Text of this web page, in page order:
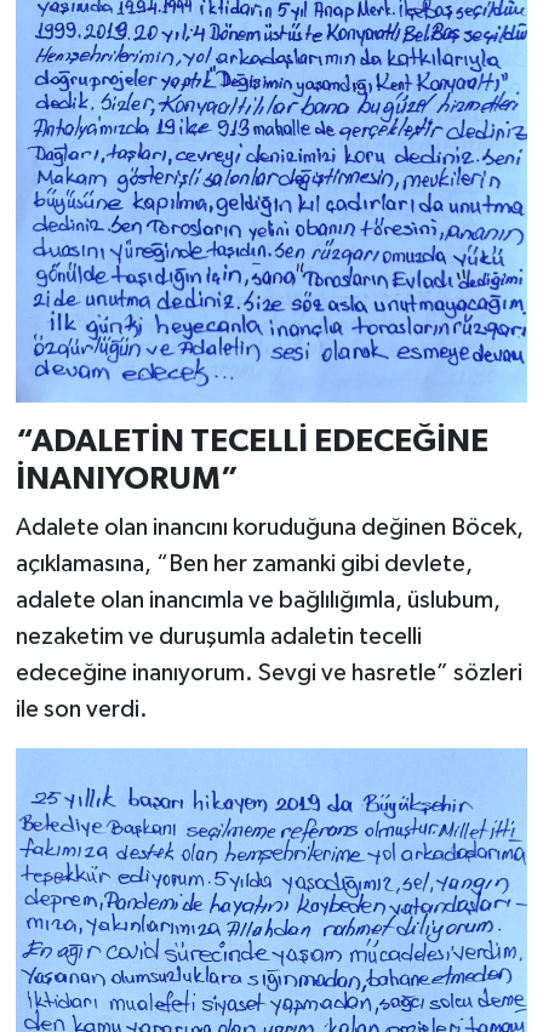
“ADALETİN TECELLİ EDECEĞİNE
İNANIYORUM”
Adalete olan inancını koruduğuna değinen Böcek,
açıklamasına, “Ben her zamanki gibi devlete,
adalete olan inancımla ve bağlılığımla, üslubum,
nezaketim ve duruşumla adaletin tecelli
edeceğine inanıyorum. Sevgi ve hasretle” sözleri
ile son verdi.